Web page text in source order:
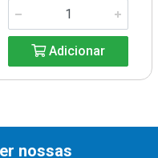
Adicionar
nossas